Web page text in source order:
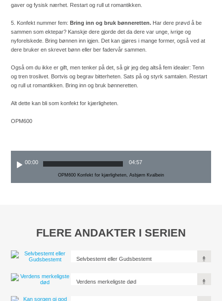
gaver og fysisk nærhet. Restart og rull ut romantikken.
5. Konfekt nummer fem: Bring inn og bruk bønneretten. Har dere prøvd å be
sammen som ektepar? Kanskje dere gjorde det da dere var unge, ivrige og
nyforelskede. Bring bønnen inn igjen. Det kan gjøres i mange former, også ved at
dere bruker en skrevet bønn eller ber fadervår sammen.
Også om du ikke er gift, men tenker på det, så gir jeg deg altså fem idealer: Tenn
og tren troslivet. Bortvis og begrav bitterheten. Sats på og styrk samtalen. Restart
og rull ut romantikken. Bring inn og bruk bønneretten.
Alt dette kan bli som konfekt for kjærligheten.
OPM600
00:00 04:57
OPM600 Konfekt for kjærligheten, Asbjørn Kvalbein
FLERE ANDAKTER I SERIEN
Selvbestemt eller Gudsbestemt
Verdens merkeligste død